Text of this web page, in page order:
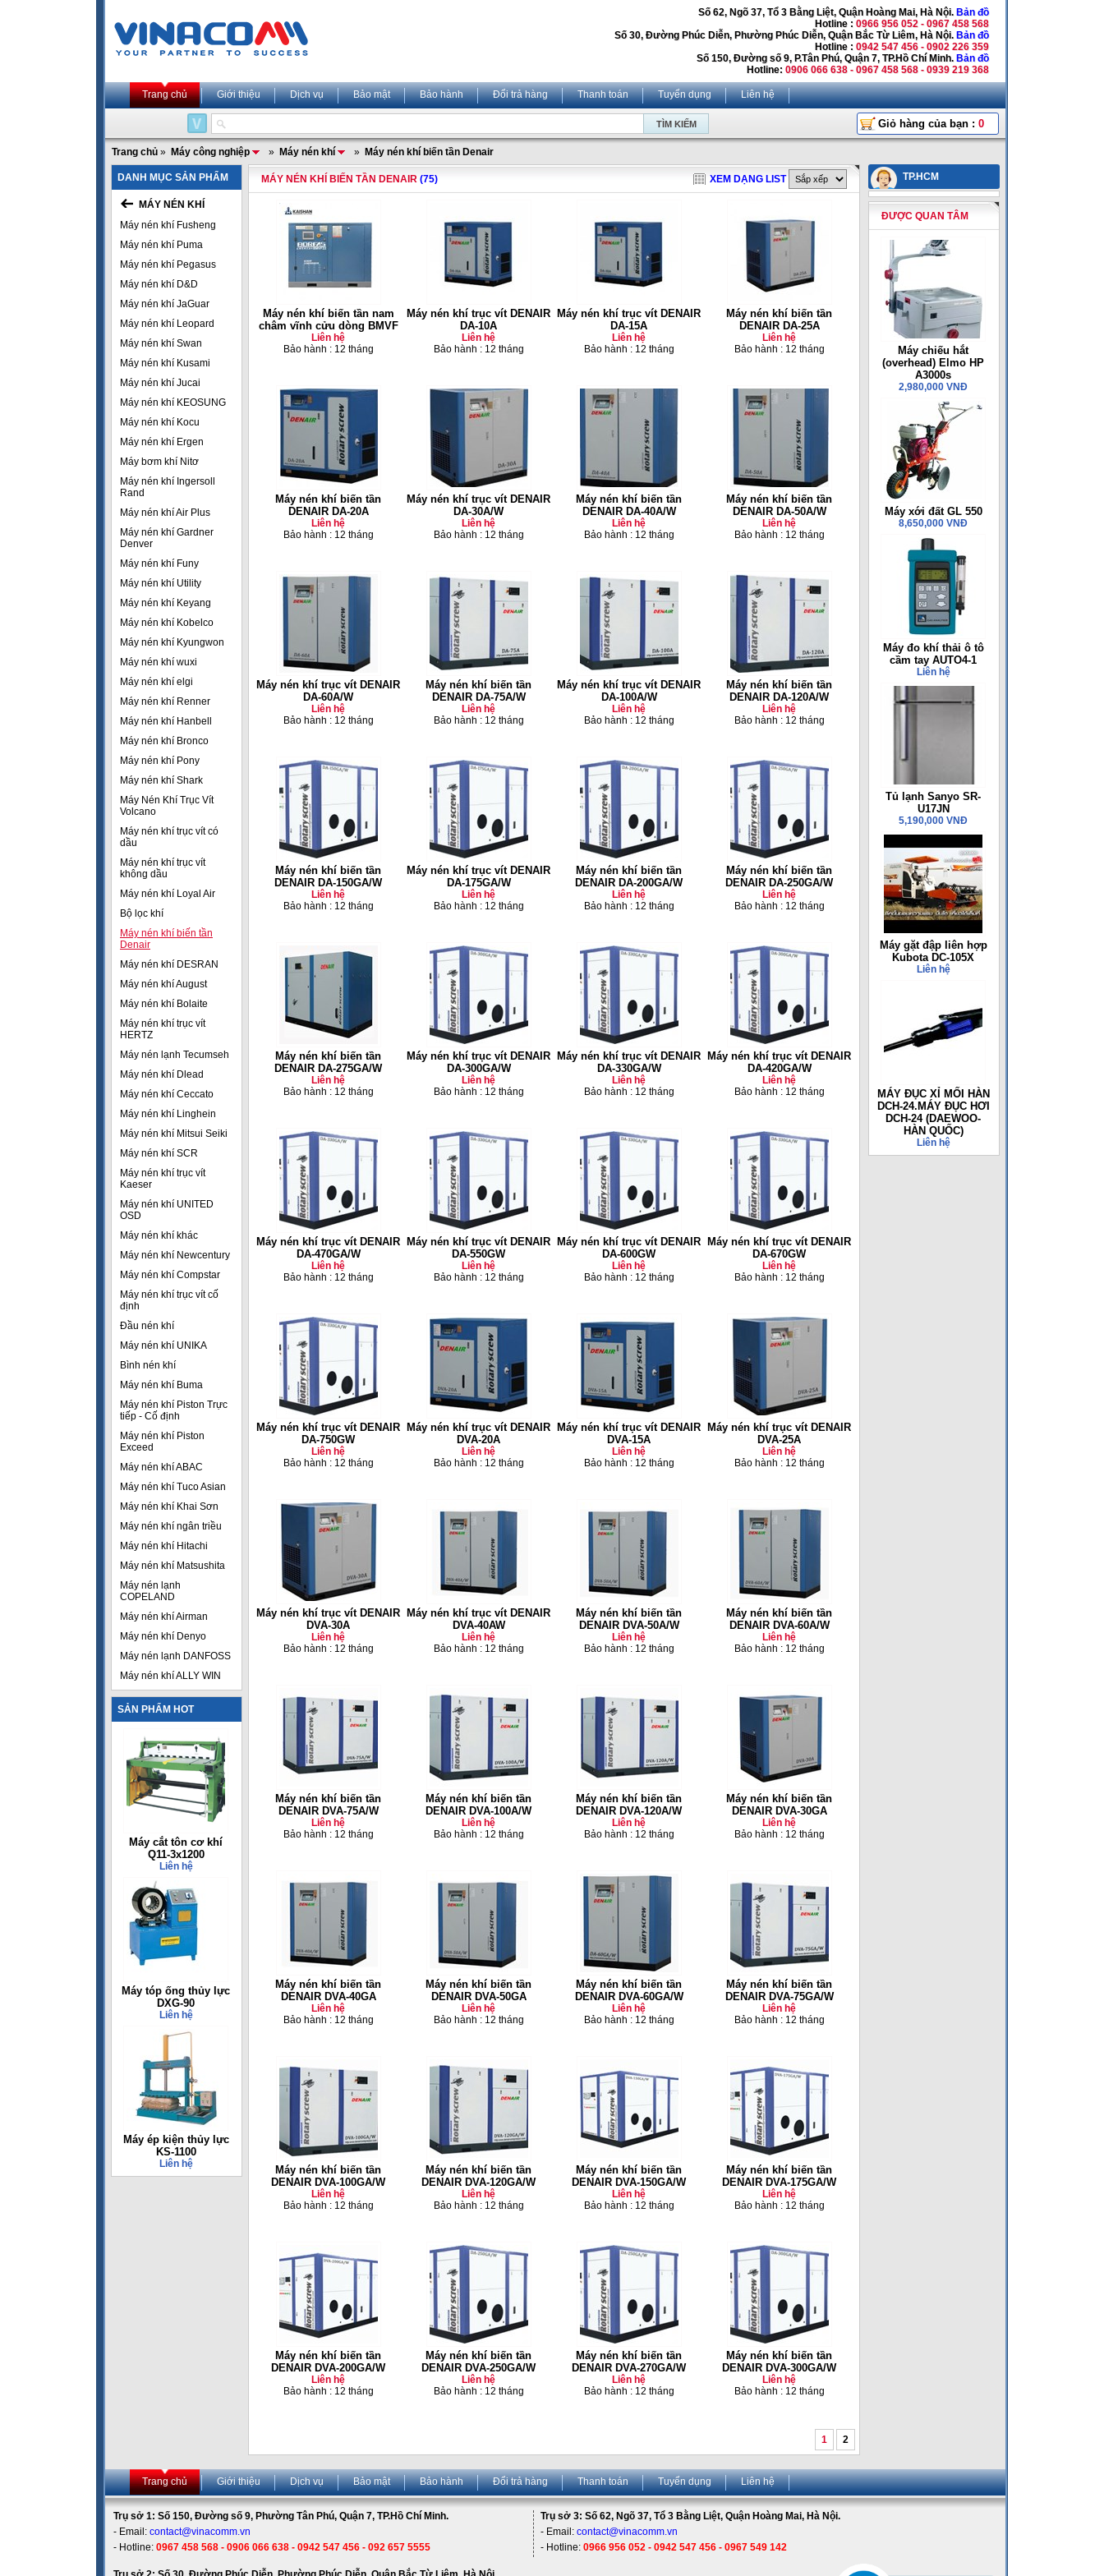
Số 62, Ngõ 37, Tổ 3 Bằng Liệt, Quận Hoàng Mai, Hà Nội. Bản đồ
Hotline : 0966 956 052 - 0967 458 568
Số 30, Đường Phúc Diễn, Phường Phúc Diễn, Quận Bắc Từ Liêm, Hà Nội. Bản đồ
Hotline : 0942 547 456 - 0902 226 359
Số 150, Đường số 9, P.Tân Phú, Quận 7, TP.Hồ Chí Minh. Bản đồ
Hotline: 0906 066 638 - 0967 458 568 - 0939 219 368
Trang chủ Giới thiệu Dịch vụ Bảo mật Bảo hành Đổi trả hàng Thanh toán Tuyển dụng Liên hệ
Giỏ hàng của bạn : 0
Trang chủ » Máy công nghiệp » Máy nén khí » Máy nén khí biến tần Denair
DANH MỤC SẢN PHẨM
MÁY NÉN KHÍ
Máy nén khí Fusheng
Máy nén khí Puma
Máy nén khí Pegasus
Máy nén khí D&D
Máy nén khí JaGuar
Máy nén khí Leopard
Máy nén khí Swan
Máy nén khí Kusami
Máy nén khí Jucai
Máy nén khí KEOSUNG
Máy nén khí Kocu
Máy nén khí Ergen
Máy bơm khí Nitơ
Máy nén khí Ingersoll
Rand
Máy nén khí Air Plus
Máy nén khí Gardner
Denver
Máy nén khí Funy
Máy nén khí Utility
Máy nén khí Keyang
Máy nén khí Kobelco
Máy nén khí Kyungwon
Máy nén khí wuxi
Máy nén khí elgi
Máy nén khí Renner
Máy nén khí Hanbell
Máy nén khí Bronco
Máy nén khí Pony
Máy nén khí Shark
Máy Nén Khí Trục Vít
Volcano
Máy nén khí trục vít có
dầu
Máy nén khí trục vít
không dầu
Máy nén khí Loyal Air
Bộ lọc khí
Máy nén khí biến tần
Denair
Máy nén khí DESRAN
Máy nén khí August
Máy nén khí Bolaite
Máy nén khí trục vít
HERTZ
Máy nén lạnh Tecumseh
Máy nén khí Dlead
Máy nén khí Ceccato
Máy nén khí Linghein
Máy nén khí Mitsui Seiki
Máy nén khí SCR
Máy nén khí trục vít
Kaeser
Máy nén khí UNITED
OSD
Máy nén khí khác
Máy nén khí Newcentury
Máy nén khí Compstar
Máy nén khí trục vít cố
định
Đầu nén khí
Máy nén khí UNIKA
Bình nén khí
Máy nén khí Buma
Máy nén khí Piston Trực
tiếp - Cố định
Máy nén khí Piston
Exceed
Máy nén khí ABAC
Máy nén khí Tuco Asian
Máy nén khí Khai Sơn
Máy nén khí ngân triều
Máy nén khí Hitachi
Máy nén khí Matsushita
Máy nén lạnh
COPELAND
Máy nén khí Airman
Máy nén khí Denyo
Máy nén lạnh DANFOSS
Máy nén khí ALLY WIN
SẢN PHẨM HOT
Máy cắt tôn cơ khí
Q11-3x1200
Liên hệ
Máy tóp ống thủy lực
DXG-90
Liên hệ
Máy ép kiện thủy lực
KS-1100
Liên hệ
MÁY NÉN KHÍ BIẾN TẦN DENAIR (75) XEM DẠNG LIST
Máy nén khí biến tần nam
châm vĩnh cửu dòng BMVF
Liên hệ
Bảo hành : 12 tháng
Máy nén khí trục vít DENAIR
DA-10A
Liên hệ
Bảo hành : 12 tháng
Máy nén khí trục vít DENAIR
DA-15A
Liên hệ
Bảo hành : 12 tháng
Máy nén khí biến tần
DENAIR DA-25A
Liên hệ
Bảo hành : 12 tháng
Máy nén khí biến tần
DENAIR DA-20A
Liên hệ
Bảo hành : 12 tháng
Máy nén khí trục vít DENAIR
DA-30A/W
Liên hệ
Bảo hành : 12 tháng
Máy nén khí biến tần
DENAIR DA-40A/W
Liên hệ
Bảo hành : 12 tháng
Máy nén khí biến tần
DENAIR DA-50A/W
Liên hệ
Bảo hành : 12 tháng
Máy nén khí trục vít DENAIR
DA-60A/W
Liên hệ
Bảo hành : 12 tháng
Máy nén khí biến tần
DENAIR DA-75A/W
Liên hệ
Bảo hành : 12 tháng
Máy nén khí trục vít DENAIR
DA-100A/W
Liên hệ
Bảo hành : 12 tháng
Máy nén khí biến tần
DENAIR DA-120A/W
Liên hệ
Bảo hành : 12 tháng
Máy nén khí biến tần
DENAIR DA-150GA/W
Liên hệ
Bảo hành : 12 tháng
Máy nén khí trục vít DENAIR
DA-175GA/W
Liên hệ
Bảo hành : 12 tháng
Máy nén khí biến tần
DENAIR DA-200GA/W
Liên hệ
Bảo hành : 12 tháng
Máy nén khí biến tần
DENAIR DA-250GA/W
Liên hệ
Bảo hành : 12 tháng
Máy nén khí biến tần
DENAIR DA-275GA/W
Liên hệ
Bảo hành : 12 tháng
Máy nén khí trục vít DENAIR
DA-300GA/W
Liên hệ
Bảo hành : 12 tháng
Máy nén khí trục vít DENAIR
DA-330GA/W
Liên hệ
Bảo hành : 12 tháng
Máy nén khí trục vít DENAIR
DA-420GA/W
Liên hệ
Bảo hành : 12 tháng
Máy nén khí trục vít DENAIR
DA-470GA/W
Liên hệ
Bảo hành : 12 tháng
Máy nén khí trục vít DENAIR
DA-550GW
Liên hệ
Bảo hành : 12 tháng
Máy nén khí trục vít DENAIR
DA-600GW
Liên hệ
Bảo hành : 12 tháng
Máy nén khí trục vít DENAIR
DA-670GW
Liên hệ
Bảo hành : 12 tháng
Máy nén khí trục vít DENAIR
DA-750GW
Liên hệ
Bảo hành : 12 tháng
Máy nén khí trục vít DENAIR
DVA-20A
Liên hệ
Bảo hành : 12 tháng
Máy nén khí trục vít DENAIR
DVA-15A
Liên hệ
Bảo hành : 12 tháng
Máy nén khí trục vít DENAIR
DVA-25A
Liên hệ
Bảo hành : 12 tháng
Máy nén khí trục vít DENAIR
DVA-30A
Liên hệ
Bảo hành : 12 tháng
Máy nén khí trục vít DENAIR
DVA-40AW
Liên hệ
Bảo hành : 12 tháng
Máy nén khí biến tần
DENAIR DVA-50A/W
Liên hệ
Bảo hành : 12 tháng
Máy nén khí biến tần
DENAIR DVA-60A/W
Liên hệ
Bảo hành : 12 tháng
Máy nén khí biến tần
DENAIR DVA-75A/W
Liên hệ
Bảo hành : 12 tháng
Máy nén khí biến tần
DENAIR DVA-100A/W
Liên hệ
Bảo hành : 12 tháng
Máy nén khí biến tần
DENAIR DVA-120A/W
Liên hệ
Bảo hành : 12 tháng
Máy nén khí biến tần
DENAIR DVA-30GA
Liên hệ
Bảo hành : 12 tháng
Máy nén khí biến tần
DENAIR DVA-40GA
Liên hệ
Bảo hành : 12 tháng
Máy nén khí biến tần
DENAIR DVA-50GA
Liên hệ
Bảo hành : 12 tháng
Máy nén khí biến tần
DENAIR DVA-60GA/W
Liên hệ
Bảo hành : 12 tháng
Máy nén khí biến tần
DENAIR DVA-75GA/W
Liên hệ
Bảo hành : 12 tháng
Máy nén khí biến tần
DENAIR DVA-100GA/W
Liên hệ
Bảo hành : 12 tháng
Máy nén khí biến tần
DENAIR DVA-120GA/W
Liên hệ
Bảo hành : 12 tháng
Máy nén khí biến tần
DENAIR DVA-150GA/W
Liên hệ
Bảo hành : 12 tháng
Máy nén khí biến tần
DENAIR DVA-175GA/W
Liên hệ
Bảo hành : 12 tháng
Máy nén khí biến tần
DENAIR DVA-200GA/W
Liên hệ
Bảo hành : 12 tháng
Máy nén khí biến tần
DENAIR DVA-250GA/W
Liên hệ
Bảo hành : 12 tháng
Máy nén khí biến tần
DENAIR DVA-270GA/W
Liên hệ
Bảo hành : 12 tháng
Máy nén khí biến tần
DENAIR DVA-300GA/W
Liên hệ
Bảo hành : 12 tháng
1 2
TP.HCM
ĐƯỢC QUAN TÂM
Máy chiếu hắt
(overhead) Elmo HP
A3000s
2,980,000 VNĐ
Máy xới đất GL 550
8,650,000 VNĐ
Máy đo khí thải ô tô
cầm tay AUTO4-1
Liên hệ
Tủ lạnh Sanyo SR-
U17JN
5,190,000 VNĐ
Máy gặt đập liên hợp
Kubota DC-105X
Liên hệ
MÁY ĐỤC XỈ MỐI HÀN
DCH-24.MÁY ĐỤC HƠI
DCH-24 (DAEWOO-
HÀN QUỐC)
Liên hệ
Trang chủ Giới thiệu Dịch vụ Bảo mật Bảo hành Đổi trả hàng Thanh toán Tuyển dụng Liên hệ
Trụ sở 1: Số 150, Đường số 9, Phường Tân Phú, Quận 7, TP.Hồ Chí Minh.
- Email: contact@vinacomm.vn
- Hotline: 0967 458 568 - 0906 066 638 - 0942 547 456 - 092 657 5555
Trụ sở 3: Số 62, Ngõ 37, Tổ 3 Bằng Liệt, Quận Hoàng Mai, Hà Nội.
- Email: contact@vinacomm.vn
- Hotline: 0966 956 052 - 0942 547 456 - 0967 549 142